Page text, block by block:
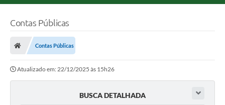
Serviços
Transparência
Contas Públicas
Contas Públicas
Atualizado em: 22/12/2025 às 15h26
BUSCA DETALHADA